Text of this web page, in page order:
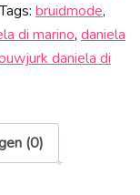
Tags: bruidmode,
di marino, daniela
daniela di
(0)